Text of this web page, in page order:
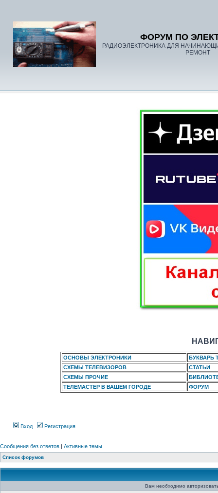
ФОРУМ ПО
РАДИОЭЛЕКТРОНИКА ДЛЯ
РЕМОНТ
ОСНОВЫ ЭЛЕКТРОНИКИ
БУКВАРЬ
СХЕМЫ ТЕЛЕВИЗОРОВ
СТАТЬИ
СХЕМЫ ПРОЧИЕ
ТЕЛЕМАСТЕР В ВАШЕМ ГОРОДЕ
ФОРУМ
Вход Регистрация
Сообщения без ответов | Активные темы
Список форумов
Вам необходимо